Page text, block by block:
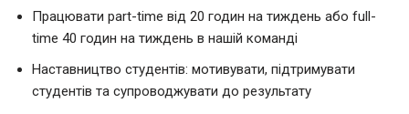
Працювати part-time від 20 годин на тиждень або full-
time 40 годин на тиждень в нашій команді
Наставництво студентів: мотивувати, підтримувати
студентів та супроводжувати до результату